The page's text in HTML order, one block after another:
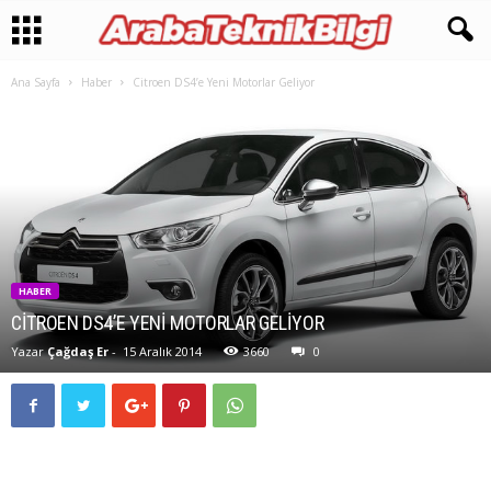
Ana Sayfa Haber Citroen DS4’e Yeni Motorlar Geliyor
HABER
CITROEN DS4’E YENI MOTORLAR GELIYOR
Yazar Çağdaş Er- 15 Aralık 2014 3660 0